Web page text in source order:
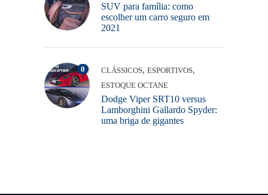
SUV para família: como
escolher um carro seguro em
2021
0 CLÁSSICOS, ESPORTIVOS,
ESTOQUE OCTANE
Dodge Viper SRT10 versus
Lamborghini Gallardo Spyder:
uma briga de gigantes